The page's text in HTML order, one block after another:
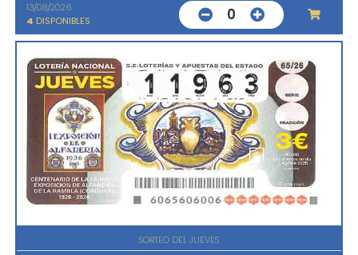
13/08/2026
4 DISPONIBLES 0
SORTEO DEL JUEVES